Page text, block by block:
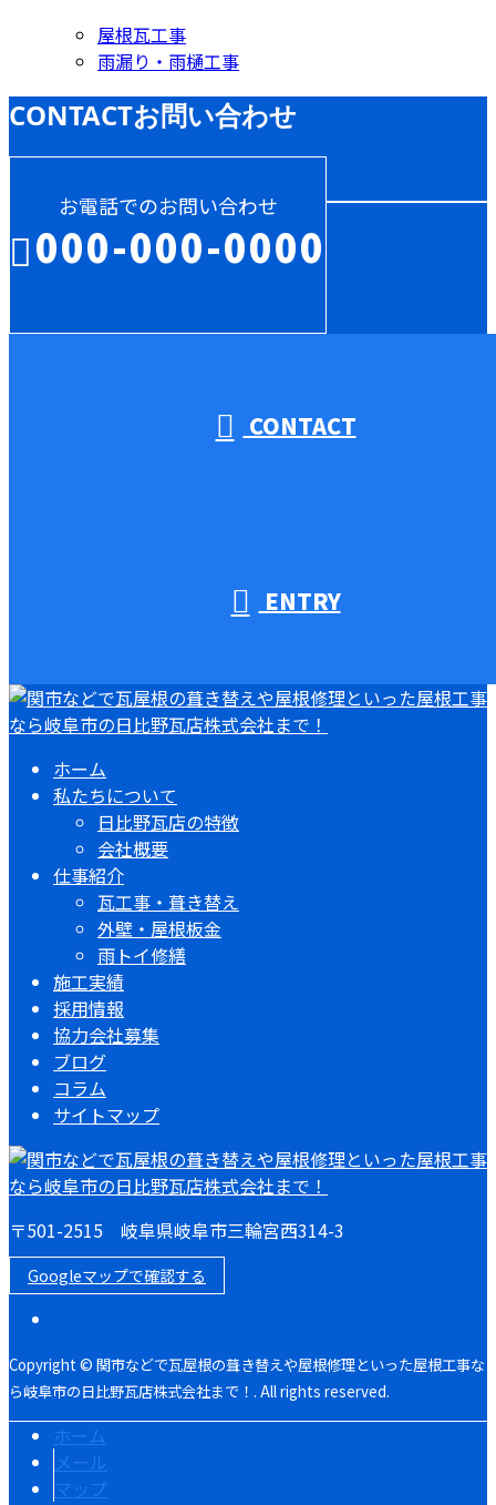
屋根瓦工事
雨漏り・雨樋工事
CONTACTお問い合わせ
お電話でのお問い合わせ
000-000-0000
CONTACT
ENTRY
ホーム
私たちについて
日比野瓦店の特徴
会社概要
仕事紹介
瓦工事・葺き替え
外壁・屋根板金
雨トイ修繕
施工実績
採用情報
協力会社募集
ブログ
コラム
サイトマップ
〒501-2515 岐阜県岐阜市三輪宮西314-3
Googleマップで確認する
Copyright © 関市などで瓦屋根の葺き替えや屋根修理といった屋根工事な
ら岐阜市の日比野瓦店株式会社まで！. All rights reserved.
ホーム
メール
マップ